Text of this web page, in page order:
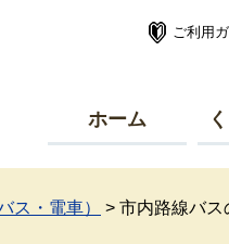
ご利用
ホーム
ス・電車） > 市内路線バス